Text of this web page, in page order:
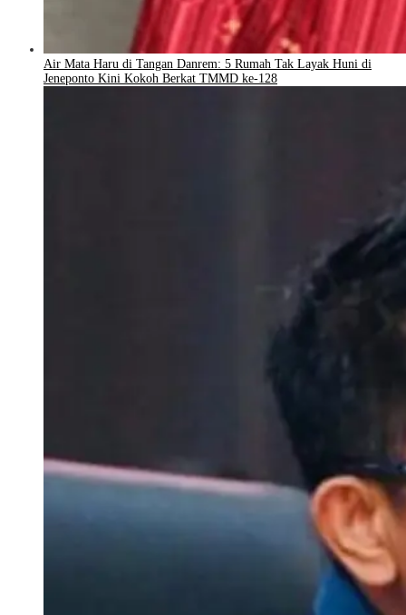
Air Mata Haru di Tangan Danrem: 5 Rumah Tak Layak Huni di
Jeneponto Kini Kokoh Berkat TMMD ke-128